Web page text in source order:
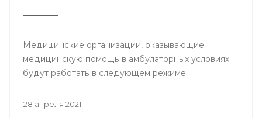
Медицинские организации, оказывающие
медицинскую помощь в амбулаторных условиях
будут работать в следующем режиме:
28 апреля 2021